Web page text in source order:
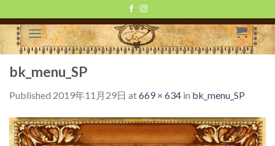
to
content
bk_menu_SP
Published 2019年11月29日 at669 × 634 in bk_menu_SP